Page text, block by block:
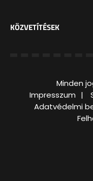
KÖZVETÍTÉSEK
Minden
Impresszum
Adatvédelmi